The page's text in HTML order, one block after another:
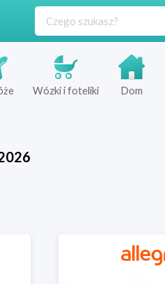
Wózki i foteliki Dom